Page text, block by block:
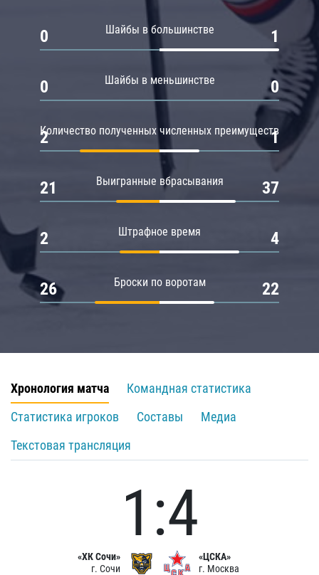
Шайбы в большинстве
0 1
Шайбы в меньшинстве
0 0
Количество полученных численных преимуществ
2 1
Выигранные вбрасывания
21 37
Штрафное время
2 4
Броски по воротам
26 22
Хронология матча
Командная статистика
Статистика игроков
Составы
Медиа
Текстовая трансляция
«ХК Сочи»
г. Сочи
1:4
«ЦСКА»
г. Москва